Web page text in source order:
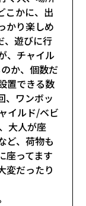
こかに、出
かり楽しめ
、遊びに行
、チャイル
か、個数だ
置できる数
、ワンボッ
イルド/ベビ
大人が座
ど、荷物も
座ってます
変だったり